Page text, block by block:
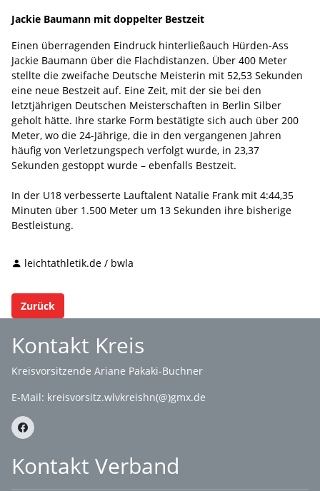
Jackie Baumann mit doppelter Bestzeit
Einen überragenden Eindruck hinterließauch Hürden-Ass
Jackie Baumann über die Flachdistanzen. Über 400 Meter
stellte die zweifache Deutsche Meisterin mit 52,53 Sekunden
eine neue Bestzeit auf. Eine Zeit, mit der sie bei den
letztjährigen Deutschen Meisterschaften in Berlin Silber
geholt hätte. Ihre starke Form bestätigte sich auch über 200
Meter, wo die 24-Jährige, die in den vergangenen Jahren
häufig von Verletzungspech verfolgt wurde, in 23,37
Sekunden gestoppt wurde – ebenfalls Bestzeit.
In der U18 verbesserte Lauftalent Natalie Frank mit 4:44,35
Minuten über 1.500 Meter um 13 Sekunden ihre bisherige
Bestleistung.
leichtathletik.de / bwla
Zurück
Kontakt Kreis
Kreisvorsitzende Ariane Pakaki-Buchner
E-Mail: kreisvorsitz.wlvkreishn(@)gmx.de
Kontakt Verband